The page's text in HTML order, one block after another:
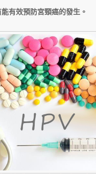
有效預防宮頸癌的發生。